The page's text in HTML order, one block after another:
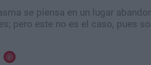
se piensa en un lugar
pero este no es el caso, pues